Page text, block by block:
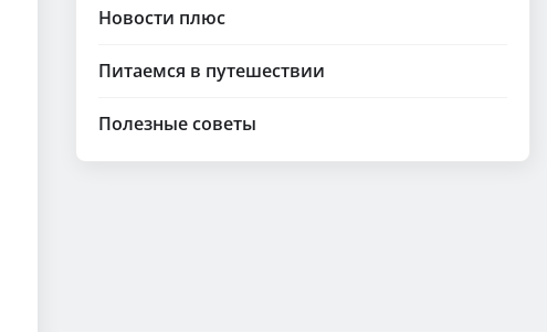
Новости плюс
Питаемся в путешествии
Полезные советы